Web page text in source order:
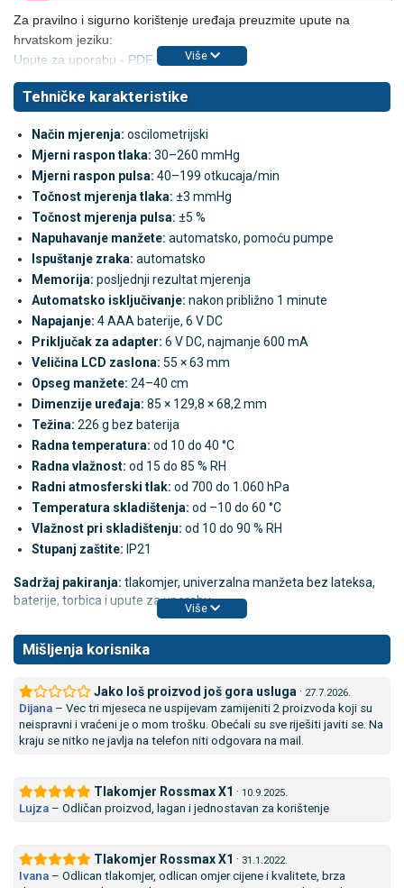
Za pravilno i sigurno korištenje uređaja preuzmite upute na
hrvatskom jeziku:
Upute za uporabu - PDF
Više
Tehničke karakteristike
Način mjerenja: oscilometrijski
Mjerni raspon tlaka: 30–260 mmHg
Mjerni raspon pulsa: 40–199 otkucaja/min
Točnost mjerenja tlaka: ±3 mmHg
Točnost mjerenja pulsa: ±5 %
Napuhavanje manžete: automatsko, pomoću pumpe
Ispuštanje zraka: automatsko
Memorija: posljednji rezultat mjerenja
Automatsko isključivanje: nakon približno 1 minute
Napajanje: 4 AAA baterije, 6 V DC
Priključak za adapter: 6 V DC, najmanje 600 mA
Veličina LCD zaslona: 55 × 63 mm
Opseg manžete: 24–40 cm
Dimenzije uređaja: 85 × 129,8 × 68,2 mm
Težina: 226 g bez baterija
Radna temperatura: od 10 do 40 °C
Radna vlažnost: od 15 do 85 % RH
Radni atmosferski tlak: od 700 do 1.060 hPa
Temperatura skladištenja: od –10 do 60 °C
Vlažnost pri skladištenju: od 10 do 90 % RH
Stupanj zaštite: IP21
Sadržaj pakiranja: tlakomjer, univerzalna manžeta bez lateksa,
baterije, torbica i upute za uporabu.
Više
Mišljenja korisnika
Jako loš proizvod još gora usluga · 27.7.2026.
Dijana – Vec tri mjeseca ne uspijevam zamijeniti 2 proizvoda koji su
neispravni i vraćeni je o mom trošku. Obećali su sve riješiti javiti se. Na
kraju se nitko ne javlja na telefon niti odgovara na mail.
Tlakomjer Rossmax X1 · 10.9.2025.
Lujza – Odličan proizvod, lagan i jednostavan za korištenje
Tlakomjer Rossmax X1 · 31.1.2022.
Ivana – Odlican tlakomjer, odlican omjer cijene i kvalitete, brza